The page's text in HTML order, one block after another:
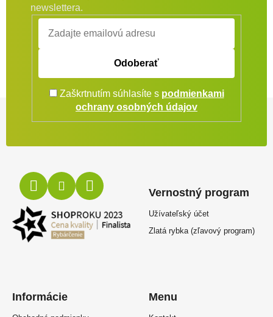
newslettera.
Odoberať
Zaškrtnutím súhlasíte s podmienkami
ochrany osobných údajov
Informácie
Vernostný program
Užívateľský účet
Zlatá rybka (zľavový program)
Menu